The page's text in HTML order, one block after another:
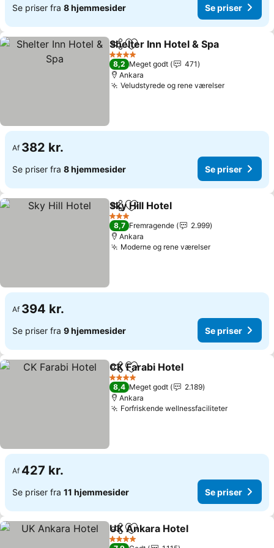
Se priser fra 8 hjemmesider Se priser
Del Føj til favoritter
Shelter Inn Hotel & Spa
4 Stjerner
8,2 Meget godt
471
Ankara
Veludstyrede og rene værelserSe priser
Af 382 kr.
Se priser fra 8 hjemmesider Se priser
Del Føj til favoritter
Sky Hill Hotel
3 Stjerner
8,7 Fremragende
2.999
Ankara
Moderne og rene værelserSe priser
Af 394 kr.
Se priser fra 9 hjemmesider Se priser
Del Føj til favoritter
CK Farabi Hotel
4 Stjerner
8,4 Meget godt
2.189
Ankara
Forfriskende wellnessfaciliteterSe priser
Af 427 kr.
Se priser fra 11 hjemmesider Se priser
Del Føj til favoritter
UK Ankara Hotel
4 Stjerner